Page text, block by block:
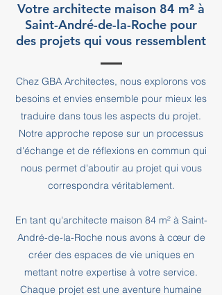
Votre architecte maison 84 m² à
Saint-André-de-la-Roche pour
des projets qui vous ressemblent
Chez GBA Architectes, nous explorons vos
besoins et envies ensemble pour mieux les
traduire dans tous les aspects du projet.
Notre approche repose sur un processus
d'échange et de réflexions en commun qui
nous permet d'aboutir au projet qui vous
correspondra véritablement.
En tant qu'architecte maison 84 m² à Saint-
André-de-la-Roche nous avons à cœur de
créer des espaces de vie uniques en
mettant notre expertise à votre service.
Chaque projet est une aventure humaine